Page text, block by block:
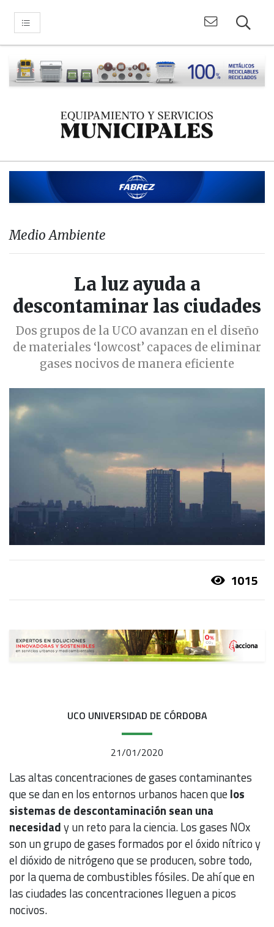
Medio Ambiente
La luz ayuda a
descontaminar las ciudades
Dos grupos de la UCO avanzan en el diseño
de materiales ‘lowcost’ capaces de eliminar
gases nocivos de manera eficiente
1015
UCO UNIVERSIDAD DE CÓRDOBA
21/01/2020
Las altas concentraciones de gases contaminantes
que se dan en los entornos urbanos hacen quelos
sistemas de descontaminación sean una
necesidady un reto para la ciencia. Los gases NOx
son un grupo de gases formados por el óxido nítrico y
el dióxido de nitrógeno que se producen, sobre todo,
por la quema de combustibles fósiles. De ahí que en
las ciudades las concentraciones lleguen a picos
nocivos.